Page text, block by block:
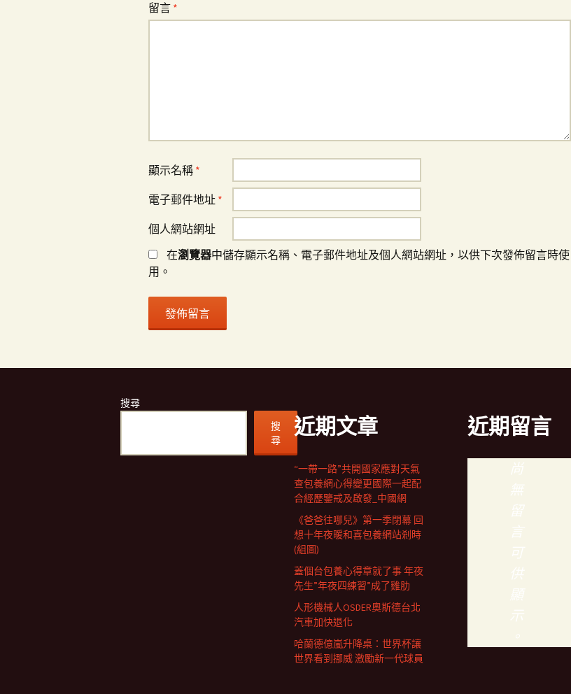
留言 *
顯示名稱 *
電子郵件地址 *
個人網站網址
在瀏覽器中儲存顯示名稱、電子郵件地址及個人網站網址，以供下次發佈留言時使
用。
搜尋
搜
尋
近期文章
“一帶一路”共開國家應對天氣
查包養網心得變更國際一起配
合經歷鑒戒及啟發_中國網
《爸爸往哪兒》第一季閉幕 回
想十年夜暖和喜包養網站剎時
(組圖)
蓋個台包養心得章就了事 年夜
先生”年夜四練習”成了雞肋
人形機械人OSDER奧斯德台北
汽車加快退化
哈蘭德億嵐升降桌：世界杯讓
世界看到挪威 激勵新一代球員
近期留言
尚
無
留
言
可
供
顯
示
。